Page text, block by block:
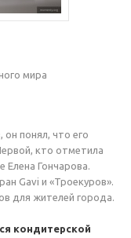
мира
понял, что его
кто отметила
Елена Гончарова.
Gavi и «Троекуров».
для жителей города.
кондитерской